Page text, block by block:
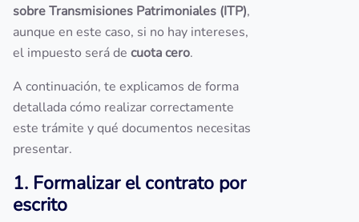
sobre Transmisiones Patrimoniales (ITP),
aunque en este caso, si no hay intereses,
el impuesto será de cuota cero.
A continuación, te explicamos de forma
detallada cómo realizar correctamente
este trámite y qué documentos necesitas
presentar.
1. Formalizar el contrato por
escrito